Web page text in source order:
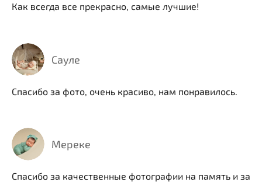
Как всегда все прекрасно, самые лучшие!
Сауле
Спасибо за фото, очень красиво, нам понравилось.
Мереке
Спасибо за качественные фотографии на память и за